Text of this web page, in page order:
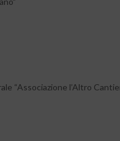
“Associazione l’Altro